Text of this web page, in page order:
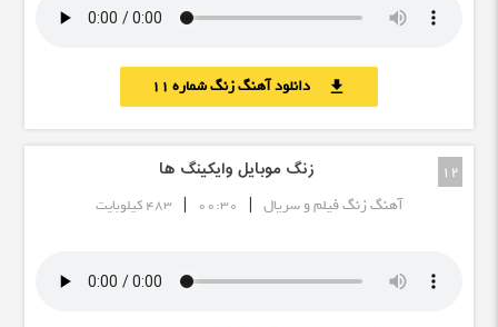
download دانلود آهنگ زنگ شماره 11
12 زنگ موبایل وایکینگ ها
آهنگ زنگ فیلم و سریال |
00:30
| 483 کیلوبایت